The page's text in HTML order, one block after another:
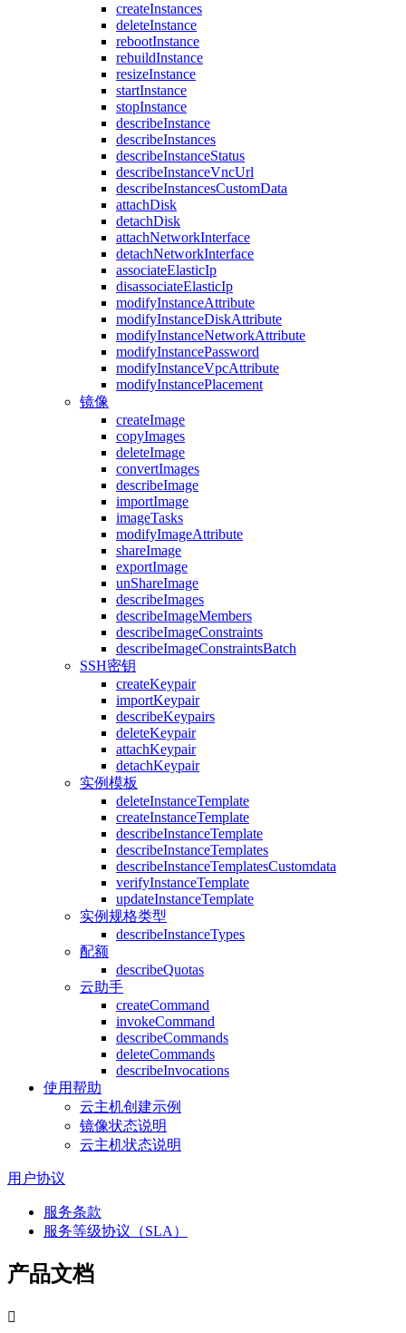
createInstances
deleteInstance
rebootInstance
rebuildInstance
resizeInstance
startInstance
stopInstance
describeInstance
describeInstances
describeInstanceStatus
describeInstanceVncUrl
describeInstancesCustomData
attachDisk
detachDisk
attachNetworkInterface
detachNetworkInterface
associateElasticIp
disassociateElasticIp
modifyInstanceAttribute
modifyInstanceDiskAttribute
modifyInstanceNetworkAttribute
modifyInstancePassword
modifyInstanceVpcAttribute
modifyInstancePlacement
镜像
createImage
copyImages
deleteImage
convertImages
describeImage
importImage
imageTasks
modifyImageAttribute
shareImage
exportImage
unShareImage
describeImages
describeImageMembers
describeImageConstraints
describeImageConstraintsBatch
SSH密钥
createKeypair
importKeypair
describeKeypairs
deleteKeypair
attachKeypair
detachKeypair
实例模板
deleteInstanceTemplate
createInstanceTemplate
describeInstanceTemplate
describeInstanceTemplates
describeInstanceTemplatesCustomdata
verifyInstanceTemplate
updateInstanceTemplate
实例规格类型
describeInstanceTypes
配额
describeQuotas
云助手
createCommand
invokeCommand
describeCommands
deleteCommands
describeInvocations
使用帮助
云主机创建示例
镜像状态说明
云主机状态说明
用户协议
服务条款
服务等级协议（SLA）
产品文档
